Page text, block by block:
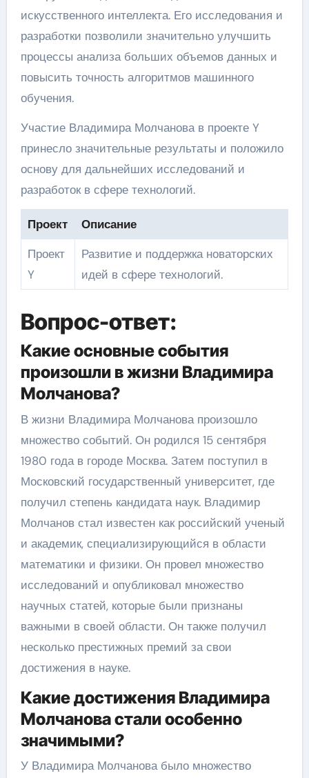
искусственного интеллекта. Его исследования и
разработки позволили значительно улучшить
процессы анализа больших объемов данных и
повысить точность алгоритмов машинного
обучения.
Участие Владимира Молчанова в проекте Y
принесло значительные результаты и положило
основу для дальнейших исследований и
разработок в сфере технологий.
Проект
Описание
Проект
Y
Развитие и поддержка новаторских
идей в сфере технологий.
Вопрос-ответ:
Какие основные события
произошли в жизни Владимира
Молчанова?
В жизни Владимира Молчанова произошло
множество событий. Он родился 15 сентября
1980 года в городе Москва. Затем поступил в
Московский государственный университет, где
получил степень кандидата наук. Владимир
Молчанов стал известен как российский ученый
и академик, специализирующийся в области
математики и физики. Он провел множество
исследований и опубликовал множество
научных статей, которые были признаны
важными в своей области. Он также получил
несколько престижных премий за свои
достижения в науке.
Какие достижения Владимира
Молчанова стали особенно
значимыми?
У Владимира Молчанова было множество